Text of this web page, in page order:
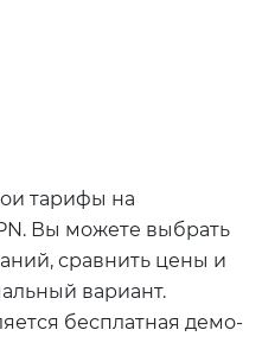
тарифы на
Вы можете выбрать
сравнить цены и
вариант.
бесплатная демо-